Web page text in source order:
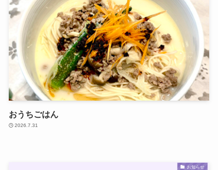
おうちごはん
2026.7.31
お知らせ